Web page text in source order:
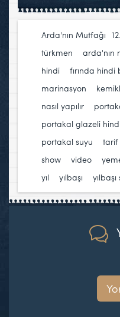
Arda'nın Mutfağı
türkmen
arda'nın
hindi
fırında hindi
marinasyon
nasıl yapılır
portakal glazeli
portakal suyu
tarif
show
video
yıl
yılbaşı yılbaşı